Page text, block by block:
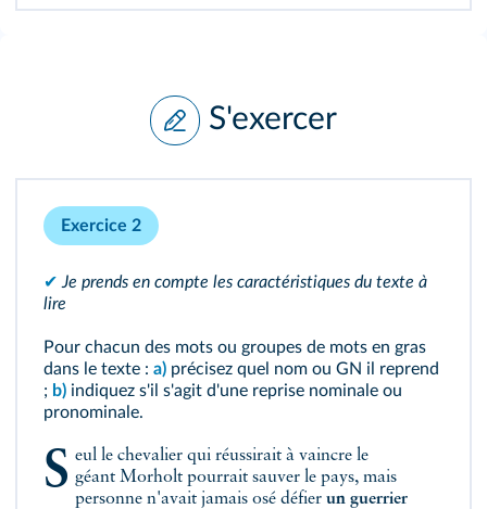
S'exercer
Exercice 2
✔ Je prends en compte les caractéristiques du texte à
lire
Pour chacun des mots ou groupes de mots en gras
dans le texte : a) précisez quel nom ou GN il reprend
; b) indiquez s'il s'agit d'une reprise nominale ou
pronominale.
Seul le chevalier qui réussirait à vaincre le géant Morholt pourrait sauver le pays, mais
personne n'avait jamais osé défier un guerrier